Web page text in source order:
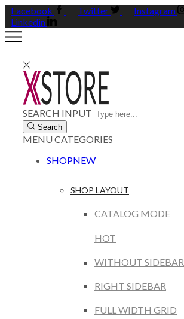
Facebook Twitter Instagram
Linkedin
SEARCH INPUT
Search
MENUCATEGORIES
SHOPNEW
SHOP LAYOUT
CATALOG MODE
HOT
WITHOUT SIDEBAR
RIGHT SIDEBAR
FULL WIDTH GRID